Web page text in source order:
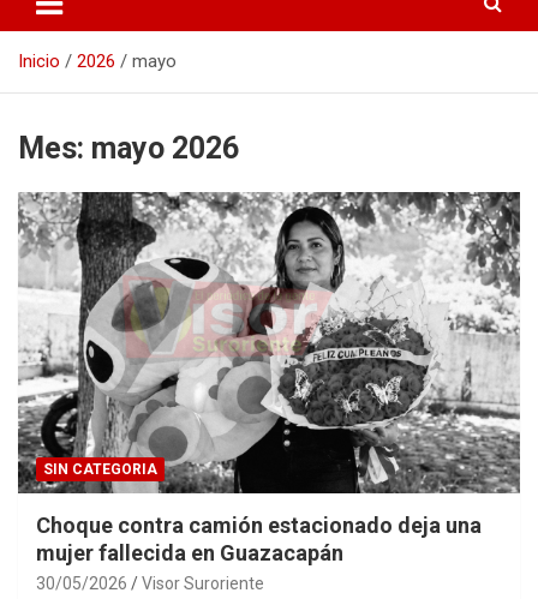
Inicio 2026 mayo
Mes: mayo 2026
SIN CATEGORIA
Choque contra camión estacionado deja una
mujer fallecida en Guazacapán
30/05/2026 Visor Suroriente